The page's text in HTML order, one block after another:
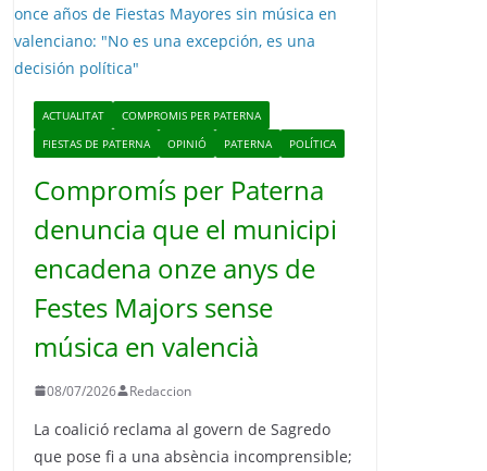
ACTUALITAT
COMPROMIS PER PATERNA
FIESTAS DE PATERNA
OPINIÓ PATERNA POLÍTICA
Compromís per Paterna
denuncia que el municipi
encadena onze anys de
Festes Majors sense
música en valencià
08/07/2026 Redaccion
La coalició reclama al govern de Sagredo
que pose fi a una absència incomprensible;